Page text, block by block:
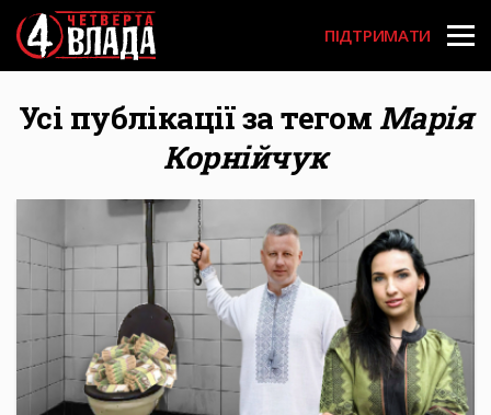
Перейти
до
основного
вмісту
User
account
menu
ПІДТРИМАТИ
Усі публікації за тегомМарія
Корнійчук